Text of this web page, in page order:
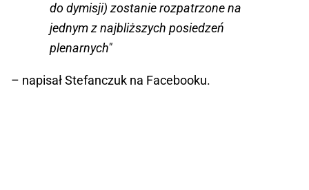
do dymisji) zostanie rozpatrzone na
jednym z najbliższych posiedzeń
plenarnych"
– napisał Stefanczuk na Facebooku.